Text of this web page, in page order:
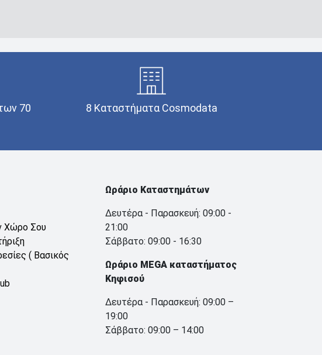
70
8 Καταστήματα Cosmodata
Χώρο Σου
( Βασικός
Ωράριο Καταστημάτων
Δευτέρα - Παρασκευή: 09:00 -
21:00
Σάββατο: 09:00 - 16:30
Ωράριο MEGA καταστήματος
Κηφισού
Δευτέρα - Παρασκευή: 09:00 –
19:00
Σάββατο: 09:00 – 14:00